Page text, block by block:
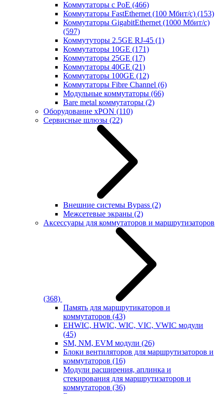
Коммутаторы с PoE (466)
Коммутаторы FastEthernet (100 Мбит/с) (153)
Коммутаторы GigabitEthernet (1000 Мбит/с)
(597)
Коммутуторы 2.5GE RJ-45 (1)
Коммутаторы 10GE (171)
Коммутаторы 25GE (17)
Коммутаторы 40GE (21)
Коммутаторы 100GE (12)
Коммутаторы Fibre Channel (6)
Модульные коммутаторы (66)
Bare metal коммутаторы (2)
Оборудование xPON (110)
Сервисные шлюзы (22)
Внешние системы Bypass (2)
Межсетевые экраны (2)
Аксессуары для коммутаторов и маршрутизаторов
(368)
Память для маршрутикаторов и
коммутаторов (43)
EHWIC, HWIC, WIC, VIC, VWIC модули
(45)
SM, NM, EVM модули (26)
Блоки вентиляторов для маршрутизаторов и
коммутаторов (16)
Модули расширения, аплинка и
стекирования для маршрутизаторов и
коммутаторов (36)